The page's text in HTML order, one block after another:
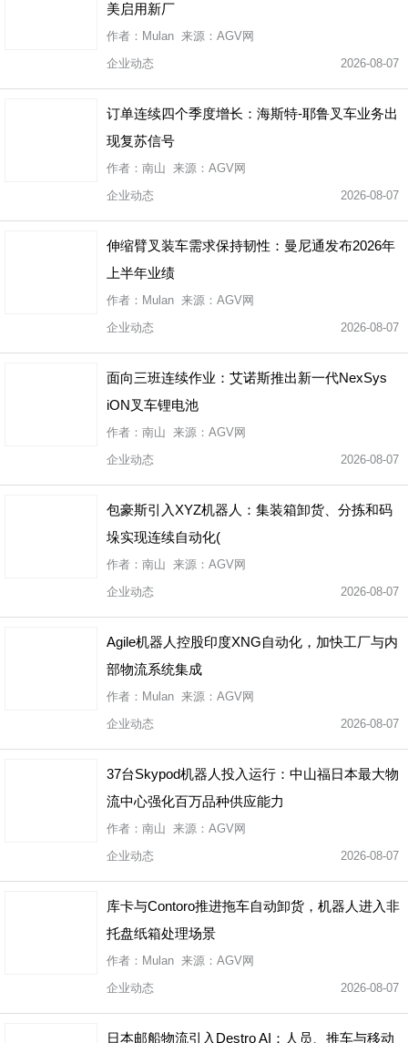
美启用新厂
作者：Mulan 来源：AGV网
企业动态
2026-08-07
订单连续四个季度增长：海斯特-耶鲁叉车业务出
现复苏信号
作者：南山 来源：AGV网
企业动态
2026-08-07
伸缩臂叉装车需求保持韧性：曼尼通发布2026年
上半年业绩
作者：Mulan 来源：AGV网
企业动态
2026-08-07
面向三班连续作业：艾诺斯推出新一代NexSys
iON叉车锂电池
作者：南山 来源：AGV网
企业动态
2026-08-07
包豪斯引入XYZ机器人：集装箱卸货、分拣和码
垛实现连续自动化(
作者：南山 来源：AGV网
企业动态
2026-08-07
Agile机器人控股印度XNG自动化，加快工厂与内
部物流系统集成
作者：Mulan 来源：AGV网
企业动态
2026-08-07
37台Skypod机器人投入运行：中山福日本最大物
流中心强化百万品种供应能力
作者：南山 来源：AGV网
企业动态
2026-08-07
库卡与Contoro推进拖车自动卸货，机器人进入非
托盘纸箱处理场景
作者：Mulan 来源：AGV网
企业动态
2026-08-07
日本邮船物流引入Destro AI：人员、推车与移动